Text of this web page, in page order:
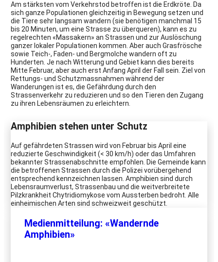
Am stärksten vom Verkehrstod betroffen ist die Erdkröte. Da
sich ganze Populationen gleichzeitig in Bewegung setzen und
die Tiere sehr langsam wandern (sie benötigen manchmal 15
bis 20 Minuten, um eine Strasse zu überqueren), kann es zu
regelrechten «Massakern» an Strassen und zur Auslöschung
ganzer lokaler Populationen kommen. Aber auch Grasfrösche
sowie Teich-, Faden- und Bergmolche wandern oft zu
Hunderten. Je nach Witterung und Gebiet kann dies bereits
Mitte Februar, aber auch erst Anfang April der Fall sein. Ziel von
Rettungs- und Schutzmassnahmen während der
Wanderungen ist es, die Gefährdung durch den
Strassenverkehr zu reduzieren und so den Tieren den Zugang
zu ihren Lebensräumen zu erleichtern.
Amphibien stehen unter Schutz
Auf gefährdeten Strassen wird von Februar bis April eine
reduzierte Geschwindigkeit (< 30 km/h) oder das Umfahren
bekannter Strassenabschnitte empfohlen. Die Gemeinde kann
die betroffenen Strassen durch die Polizei vorübergehend
entsprechend kennzeichnen lassen. Amphibien sind durch
Lebensraumverlust, Strassenbau und die weitverbreitete
Pilzkrankheit Chytridiomykose vom Aussterben bedroht. Alle
einheimischen Arten sind schweizweit geschützt.
Medienmitteilung: «Wandernde
Amphibien»